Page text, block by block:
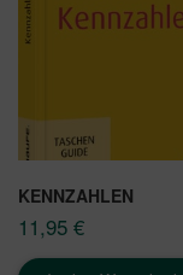
KENNZAHLEN
11,95 €